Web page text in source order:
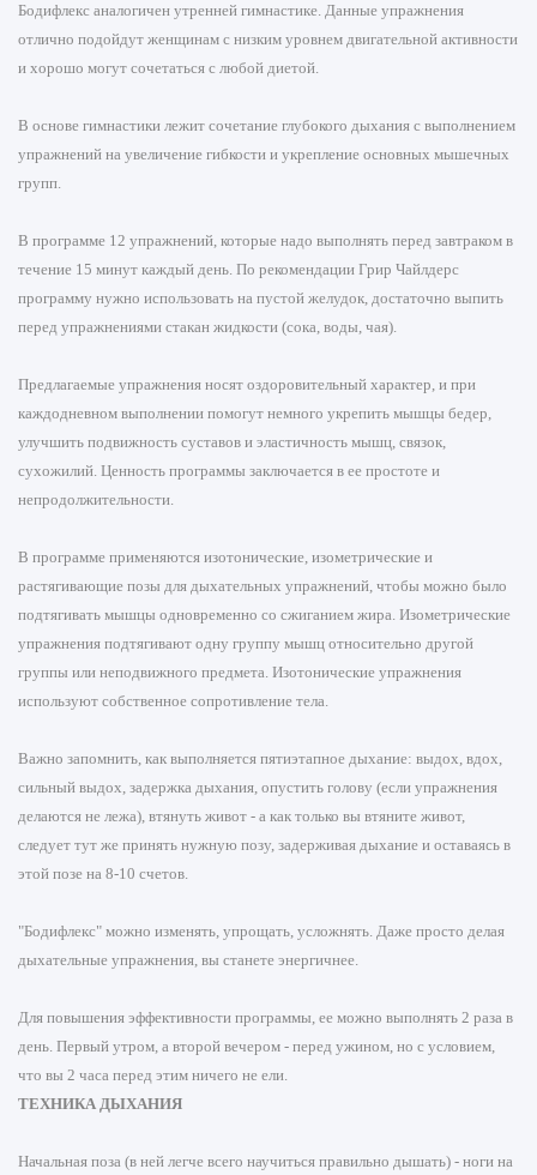
Бодифлекс аналогичен утренней гимнастике. Данные упражнения
отлично подойдут женщинам с низким уровнем двигательной активности
и хорошо могут сочетаться с любой диетой.
В основе гимнастики лежит сочетание глубокого дыхания с выполнением
упражнений на увеличение гибкости и укрепление основных мышечных
групп.
В программе 12 упражнений, которые надо выполнять перед завтраком в
течение 15 минут каждый день. По рекомендации Грир Чайлдерс
программу нужно использовать на пустой желудок, достаточно выпить
перед упражнениями стакан жидкости (сока, воды, чая).
Предлагаемые упражнения носят оздоровительный характер, и при
каждодневном выполнении помогут немного укрепить мышцы бедер,
улучшить подвижность суставов и эластичность мышц, связок,
сухожилий. Ценность программы заключается в ее простоте и
непродолжительности.
В программе применяются изотонические, изометрические и
растягивающие позы для дыхательных упражнений, чтобы можно было
подтягивать мышцы одновременно со сжиганием жира. Изометрические
упражнения подтягивают одну группу мышц относительно другой
группы или неподвижного предмета. Изотонические упражнения
используют собственное сопротивление тела.
Важно запомнить, как выполняется пятиэтапное дыхание: выдох, вдох,
сильный выдох, задержка дыхания, опустить голову (если упражнения
делаются не лежа), втянуть живот - а как только вы втяните живот,
следует тут же принять нужную позу, задерживая дыхание и оставаясь в
этой позе на 8-10 счетов.
"Бодифлекс" можно изменять, упрощать, усложнять. Даже просто делая
дыхательные упражнения, вы станете энергичнее.
Для повышения эффективности программы, ее можно выполнять 2 раза в
день. Первый утром, а второй вечером - перед ужином, но с условием,
что вы 2 часа перед этим ничего не ели.
ТЕХНИКА ДЫХАНИЯ
Начальная поза (в ней легче всего научиться правильно дышать) - ноги на